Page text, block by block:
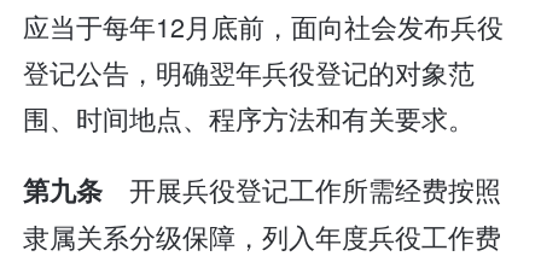
应当于每年12月底前，面向社会发布兵役
登记公告，明确翌年兵役登记的对象范
围、时间地点、程序方法和有关要求。
第九条开展兵役登记工作所需经费按照
隶属关系分级保障，列入年度兵役工作费